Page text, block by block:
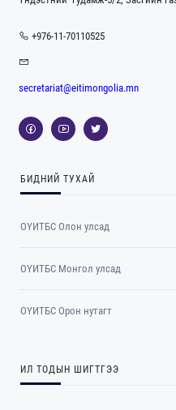
+976-11-70110525
secretariat@eitimongolia.mn
БИДНИЙ ТУХАЙ
ОҮИТБС Олон улсад
ОYИТБС Монгол улсад
ОYИТБС Орон нутагт
ИЛ ТОДЫН ШИГТГЭЭ